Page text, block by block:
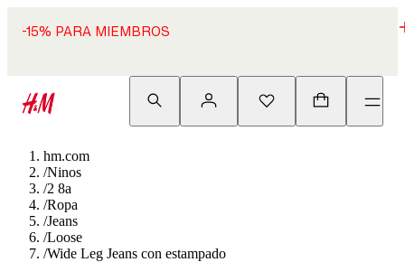
-15% PARA MIEMBROS
hm.com
/Ninos
/2 8a
/Ropa
/Jeans
/Loose
/Wide Leg Jeans con estampado